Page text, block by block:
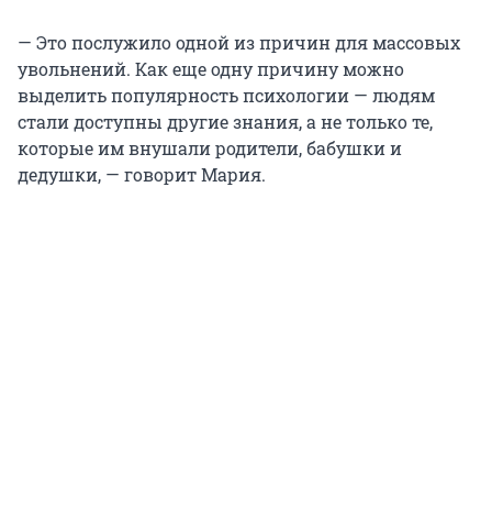
— Это послужило одной из причин для массовых
увольнений. Как еще одну причину можно
выделить популярность психологии — людям
стали доступны другие знания, а не только те,
которые им внушали родители, бабушки и
дедушки, — говорит Мария.